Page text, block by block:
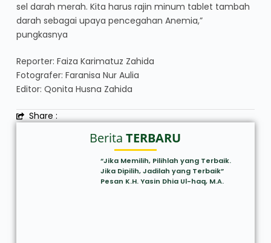
sel darah merah. Kita harus rajin minum tablet tambah
darah sebagai upaya pencegahan Anemia,”
pungkasnya
Reporter: Faiza Karimatuz Zahida
Fotografer: Faranisa Nur Aulia
Editor: Qonita Husna Zahida
Share :
BeritaTERBARU
“Jika Memilih, Pilihlah yang Terbaik.
Jika Dipilih, Jadilah yang Terbaik”
Pesan K.H. Yasin Dhia Ul-haq, M.A.